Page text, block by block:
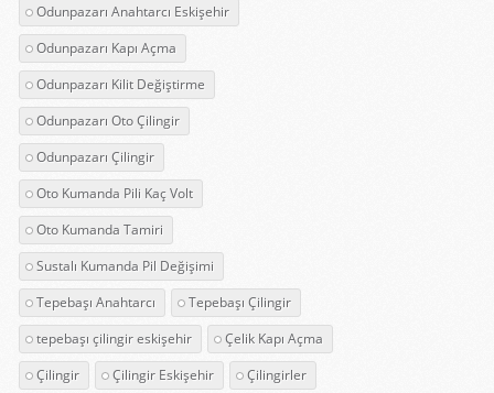
Odunpazarı Anahtarcı Eskişehir
Odunpazarı Kapı Açma
Odunpazarı Kilit Değiştirme
Odunpazarı Oto Çilingir
Odunpazarı Çilingir
Oto Kumanda Pili Kaç Volt
Oto Kumanda Tamiri
Sustalı Kumanda Pil Değişimi
Tepebaşı Anahtarcı
Tepebaşı Çilingir
tepebaşı çilingir eskişehir
Çelik Kapı Açma
Çilingir
Çilingir Eskişehir Çilingirler